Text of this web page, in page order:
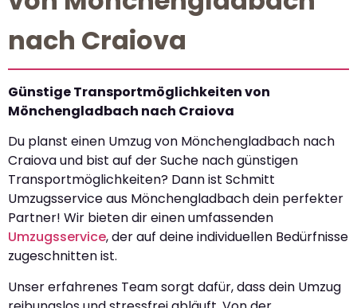
nach Craiova
Günstige Transportmöglichkeiten von
Mönchengladbach nach Craiova
Du planst einen Umzug von Mönchengladbach nach
Craiova und bist auf der Suche nach günstigen
Transportmöglichkeiten? Dann ist Schmitt
Umzugsservice aus Mönchengladbach dein perfekter
Partner! Wir bieten dir einen umfassenden
Umzugsservice, der auf deine individuellen Bedürfnisse
zugeschnitten ist.
Unser erfahrenes Team sorgt dafür, dass dein Umzug